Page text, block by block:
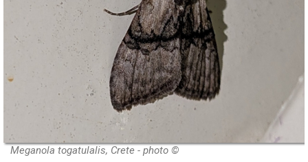
Meganola togatulalis, Crete - photo ©